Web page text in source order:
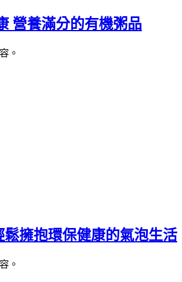
營養滿分的有機粥品
。
鬆擁抱環保健康的氣泡生活
。